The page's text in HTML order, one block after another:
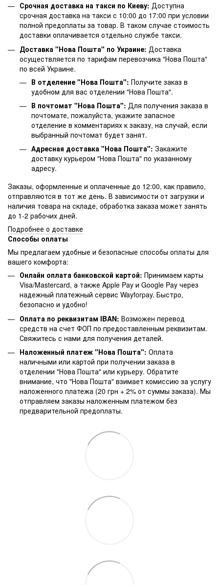
Срочная доставка на такси по Киеву: Доступна
срочная доставка на такси с 10:00 до 17:00 при условии
полной предоплаты за товар. В таком случае стоимость
доставки оплачивается отдельно службе такси.
Доставка "Нова Пошта" по Украине: Доставка
осуществляется по тарифам перевозчика "Нова Пошта"
по всей Украине.
В отделение "Нова Пошта": Получите заказ в
удобном для вас отделении "Нова Пошта".
В почтомат "Нова Пошта": Для получения заказа в
почтомате, пожалуйста, укажите запасное
отделение в комментариях к заказу, на случай, если
выбранный почтомат будет занят.
Адресная доставка "Нова Пошта": Закажите
доставку курьером "Нова Пошта" по указанному
адресу.
Заказы, оформленные и оплаченные до 12:00, как правило,
отправляются в тот же день. В зависимости от загрузки и
наличия товара на складе, обработка заказа может занять
до 1-2 рабочих дней.
Подробнее о доставке
Способы оплаты
Мы предлагаем удобные и безопасные способы оплаты для
вашего комфорта:
Онлайн оплата банковской картой: Принимаем карты
Visa/Mastercard, а также Apple Pay и Google Pay через
надежный платежный сервис Wayforpay. Быстро,
безопасно и удобно!
Оплата по реквизитам IBAN: Возможен перевод
средств на счет ФОП по предоставленным реквизитам.
Свяжитесь с нами для получения деталей.
Наложенный платеж "Нова Пошта": Оплата
наличными или картой при получении заказа в
отделении "Нова Пошта" или курьеру. Обратите
внимание, что "Нова Пошта" взимает комиссию за услугу
наложенного платежа (20 грн + 2% от суммы заказа). Мы
отправляем заказы наложенным платежом без
предварительной предоплаты.